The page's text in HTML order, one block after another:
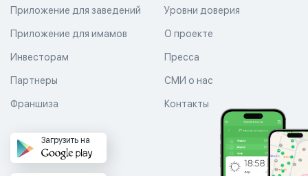
Уровни доверия
Приложение для заведений
Приложение для имамов О проекте
Пресса
СМИ о нас
Контакты
Инвесторам
Партнеры
Франшиза
Загрузить на